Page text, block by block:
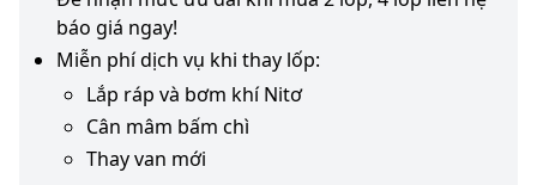
báo giá ngay!
Miễn phí dịch vụ khi thay lốp:
Lắp ráp và bơm khí Nitơ
Cân mâm bấm chì
Thay van mới